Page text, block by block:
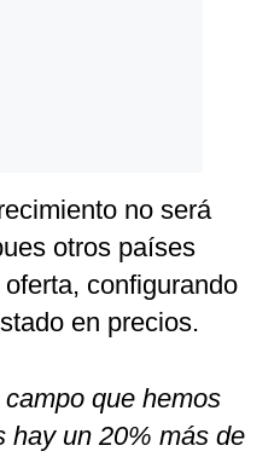
no será
otros países
configurando
en precios.
que hemos
hay un 20% más de